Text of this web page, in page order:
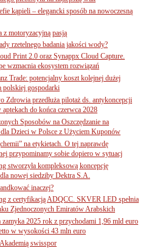
kąpieli – elegancki sposób na nowoczesną
z motoryzacyjną pasją
rzetelnego badania jakości wody?
Print 2.0 oraz Synappx Cloud Capture.
wzmacnia ekosystem rozwiązań
Trade: potencjalny koszt kolejnej dużej
polskiej gospodarki
Zdrowia przedłuża pilotaż ds. antykoncepcji
do końca czerwca 2028
Sposobów na Oszczędzanie na
Dzieci w Polsce z Użyciem Kuponów
na etykietach. O tej naprawdę
przypominamy sobie dopiero w sytuacj
stworzyła kompleksową koncepcję
nowej siedziby Dektra S.A.
inaczej?
z certyfikacją ADQCC. SKVER LED spełnia
Zjednoczonych Emiratów Arabskich
zamyka 2025 rok z przychodami 1,96 mld euro
w wysokości 43 mln euro
swisspor